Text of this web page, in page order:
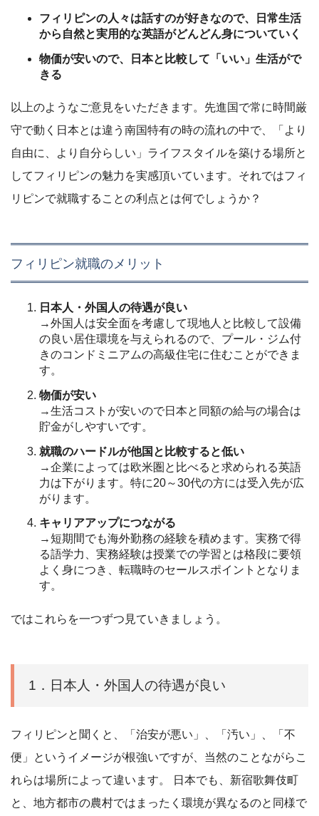
フィリピンの人々は話すのが好きなので、日常生活
から自然と実用的な英語がどんどん身についていく
物価が安いので、日本と比較して「いい」生活がで
きる
以上のようなご意見をいただきます。先進国で常に時間厳
守で動く日本とは違う南国特有の時の流れの中で、「より
自由に、より自分らしい」ライフスタイルを築ける場所と
してフィリピンの魅力を実感頂いています。それではフィ
リピンで就職することの利点とは何でしょうか？
フィリピン就職のメリット
日本人・外国人の待遇が良い
→外国人は安全面を考慮して現地人と比較して設備
の良い居住環境を与えられるので、プール・ジム付
きのコンドミニアムの高級住宅に住むことができま
す。
物価が安い
→生活コストが安いので日本と同額の給与の場合は
貯金がしやすいです。
就職のハードルが他国と比較すると低い
→企業によっては欧米圏と比べると求められる英語
力は下がります。特に20～30代の方には受入先が広
がります。
キャリアアップにつながる
→短期間でも海外勤務の経験を積めます。実務で得
る語学力、実務経験は授業での学習とは格段に要領
よく身につき、転職時のセールスポイントとなりま
す。
ではこれらを一つずつ見ていきましょう。
1．日本人・外国人の待遇が良い
フィリピンと聞くと、「治安が悪い」、「汚い」、「不
便」というイメージが根強いですが、当然のことながらこ
れらは場所によって違います。 日本でも、新宿歌舞伎町
と、地方都市の農村ではまったく環境が異なるのと同様で